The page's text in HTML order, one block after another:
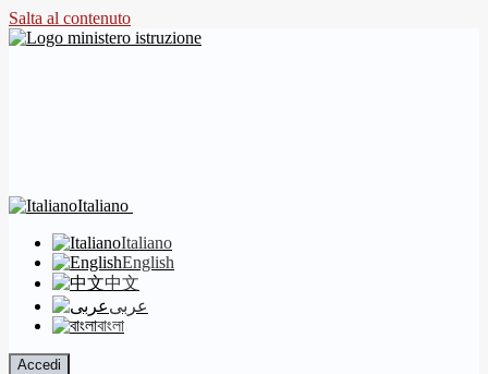
Salta al contenuto
Italiano
Italiano
English
中文
عربى
বাংলা
Accedi